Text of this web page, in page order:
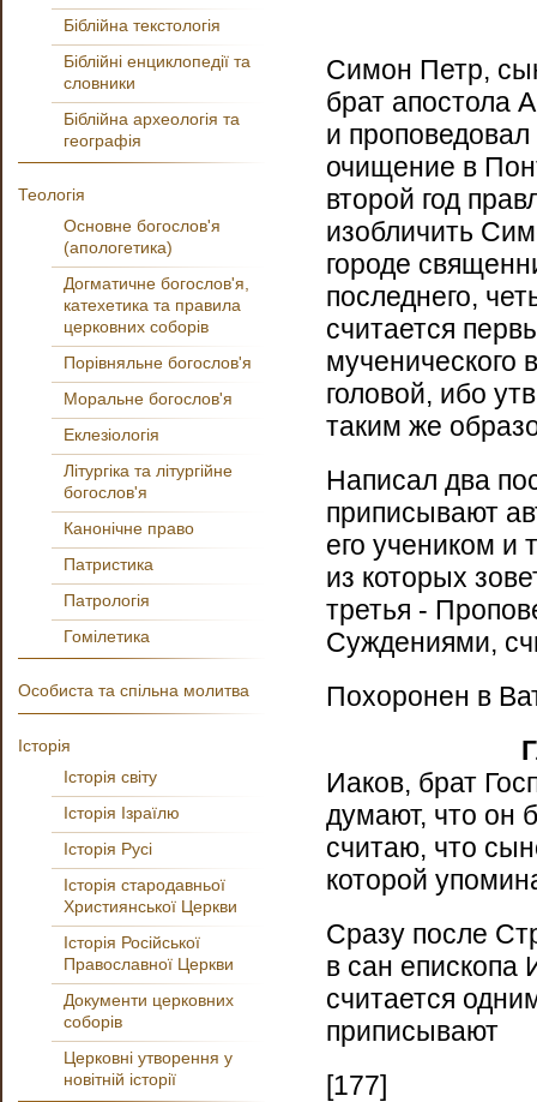
Симон Петр,
брат апостола
и
очищение в
второй год
изобличить
городе
последнего,
считается
мученического
головой, ибо
таким же
Написал два
приписывают
его учеником и
из которых
третья -
Суждениями,
Похоронен в
Иаков, брат
думают, что он
считаю, что
которой
Сразу после
в сан епископа
считается
приписывают
[177]
Біблійна текстологія
Біблійні енциклопедії та
словники
Біблійна археологія та
географія
Теологія
Основне богослов'я
(апологетика)
Догматичне богослов'я,
катехетика та правила
церковних соборів
Порівняльне богослов'я
Моральне богослов'я
Еклезіологія
Літургіка та літургійне
богослов'я
Канонічне право
Патристика
Патрологія
Гомілетика
Особиста та спільна молитва
Історія
Історія світу
Історія Ізраїлю
Історія Русі
Історія стародавньої
Християнської Церкви
Історія Російської
Православної Церкви
Документи церковних
соборів
Церковні утворення у
новітній історії